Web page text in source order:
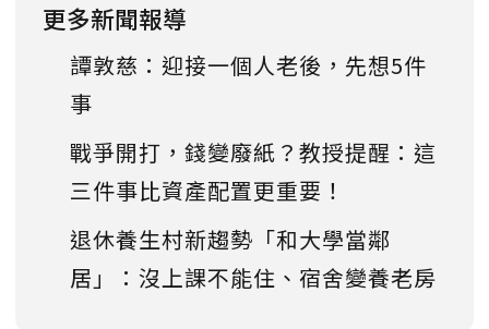
更多新聞報導
譚敦慈：迎接一個人老後，先想5件
事
戰爭開打，錢變廢紙？教授提醒：這
三件事比資產配置更重要！
退休養生村新趨勢「和大學當鄰
居」：沒上課不能住、宿舍變養老房